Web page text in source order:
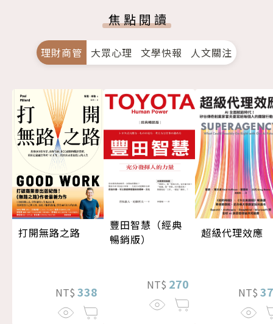
焦點閱讀
理財商管 大眾心理 文學快報 人文關注
打開無路之路
NT$ 338
豐田智慧（經典
暢銷版）
NT$ 270
超級代理效應
NT$